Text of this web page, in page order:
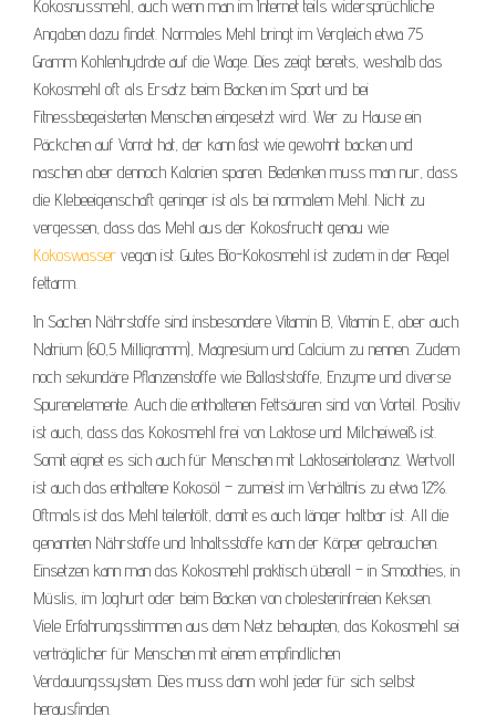
Kokosnussmehl, auch wenn man im Internet teils widersprüchliche
Angaben dazu findet. Normales Mehl bringt im Vergleich etwa 75
Gramm Kohlenhydrate auf die Wage. Dies zeigt bereits, weshalb das
Kokosmehl oft als Ersatz beim Backen im Sport und bei
Fitnessbegeisterten Menschen eingesetzt wird. Wer zu Hause ein
Päckchen auf Vorrat hat, der kann fast wie gewohnt backen und
naschen aber dennoch Kalorien sparen. Bedenken muss man nur, dass
die Klebeeigenschaft geringer ist als bei normalem Mehl. Nicht zu
vergessen, dass das Mehl aus der Kokosfrucht genau wie
Kokoswasser vegan ist. Gutes Bio-Kokosmehl ist zudem in der Regel
fettarm.
In Sachen Nährstoffe sind insbesondere Vitamin B, Vitamin E, aber auch
Natrium (60,5 Milligramm), Magnesium und Calcium zu nennen. Zudem
noch sekundäre Pflanzenstoffe wie Ballaststoffe, Enzyme und diverse
Spurenelemente. Auch die enthaltenen Fettsäuren sind von Vorteil. Positiv
ist auch, dass das Kokosmehl frei von Laktose und Milcheiweiß ist.
Somit eignet es sich auch für Menschen mit Laktoseintoleranz. Wertvoll
ist auch das enthaltene Kokosöl – zumeist im Verhältnis zu etwa 12%.
Oftmals ist das Mehl teilentölt, damit es auch länger haltbar ist. All die
genannten Nährstoffe und Inhaltsstoffe kann der Körper gebrauchen.
Einsetzen kann man das Kokosmehl praktisch überall – in Smoothies, in
Müslis, im Joghurt oder beim Backen von cholesterinfreien Keksen.
Viele Erfahrungsstimmen aus dem Netz behaupten, das Kokosmehl sei
verträglicher für Menschen mit einem empfindlichen
Verdauungssystem. Dies muss dann wohl jeder für sich selbst
herausfinden.